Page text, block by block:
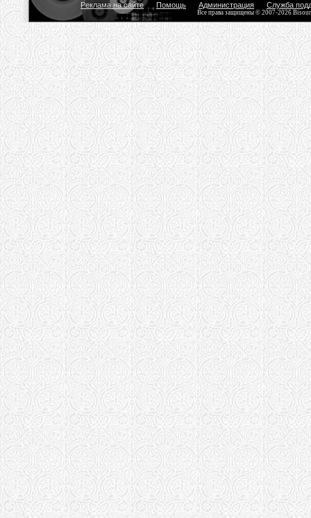
Реклама на сайте Помощь Администрация Служба
Все права защищены © 2007-2026